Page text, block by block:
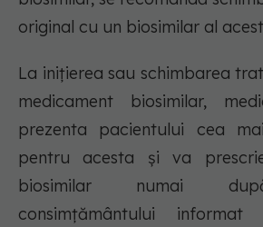
original cu un biosimilar al
La inițierea sau schimbarea
medicament biosimilar,
prezenta pacientului cea
pentru acesta și va
biosimilar numai
consimțământului